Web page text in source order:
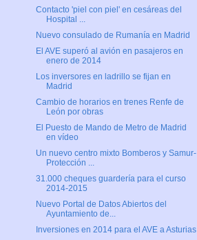
Contacto 'piel con piel' en cesáreas del
Hospital ...
Nuevo consulado de Rumanía en Madrid
El AVE superó al avión en pasajeros en
enero de 2014
Los inversores en ladrillo se fijan en
Madrid
Cambio de horarios en trenes Renfe de
León por obras
El Puesto de Mando de Metro de Madrid
en vídeo
Un nuevo centro mixto Bomberos y Samur-
Protección ...
31.000 cheques guardería para el curso
2014-2015
Nuevo Portal de Datos Abiertos del
Ayuntamiento de...
Inversiones en 2014 para el AVE a Asturias